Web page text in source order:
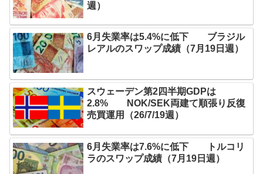
週）
6月失業率は5.4%に低下 ブラジル
レアルのスワップ成績（7月19日週）
スウェーデン第2四半期GDPは
2.8% NOK/SEK両建て順張り反復
売買運用（26/7/19週）
6月失業率は7.6%に低下 トルコリ
ラのスワップ成績（7月19日週）